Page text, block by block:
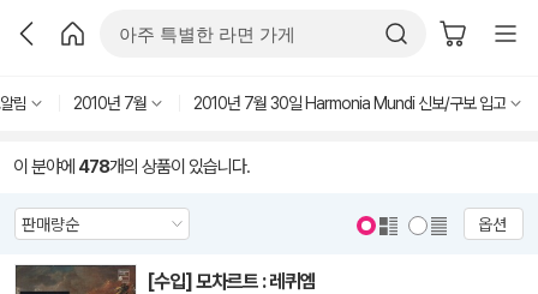
림 2010년 7월 2010년 7월 30일 Harmonia Mundi 신보/구보 입고
이 분야에 478개의 상품이 있습니다.
옵션
[수입] 모차르트 : 레퀴엠